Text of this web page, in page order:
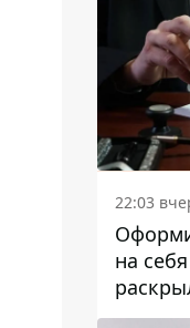
22:03
на
схему